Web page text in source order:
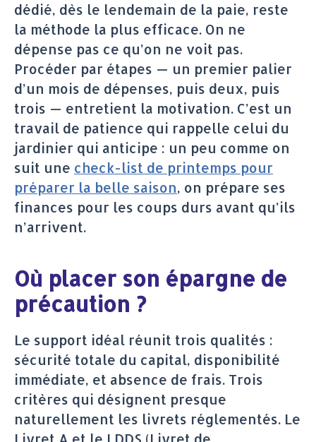
dédié, dès le lendemain de la paie, reste
la méthode la plus efficace. On ne
dépense pas ce qu’on ne voit pas.
Procéder par étapes — un premier palier
d’un mois de dépenses, puis deux, puis
trois — entretient la motivation. C’est un
travail de patience qui rappelle celui du
jardinier qui anticipe : un peu comme on
suit une check-list de printemps pour
préparer la belle saison, on prépare ses
finances pour les coups durs avant qu’ils
n’arrivent.
Où placer son épargne de
précaution ?
Le support idéal réunit trois qualités :
sécurité totale du capital, disponibilité
immédiate, et absence de frais. Trois
critères qui désignent presque
naturellement les livrets réglementés. Le